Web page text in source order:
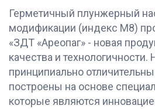
Герметичный плунжерный
модификации (индекс М8)
«ЗДТ «Ареопаг» - новая
качества и
принципиально
построены на основе
которые являются